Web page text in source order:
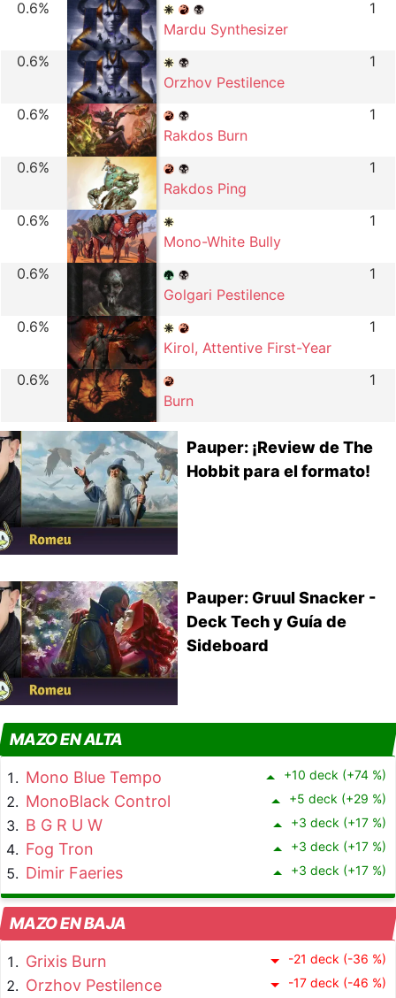
0.6%
Mardu Synthesizer
1
0.6%
Orzhov Pestilence
1
0.6%
Rakdos Burn
1
0.6%
Rakdos Ping
1
0.6%
Mono-White Bully
1
0.6%
Golgari Pestilence
1
0.6%
Kirol, Attentive First-Year
1
0.6%
Burn
1
Pauper: ¡Review de The
Hobbit para el formato!
Pauper: Gruul Snacker -
Deck Tech y Guía de
Sideboard
MAZO EN ALTA
Mono Blue Tempo +10 deck (+74 %)
MonoBlack Control +5 deck (+29 %)
B G R U W +3 deck (+17 %)
Fog Tron +3 deck (+17 %)
Dimir Faeries +3 deck (+17 %)
MAZO EN BAJA
Grixis Burn -21 deck (-36 %)
Orzhov Pestilence -17 deck (-46 %)